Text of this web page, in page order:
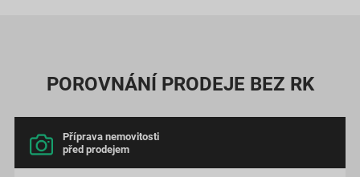
POROVNÁNÍ PRODEJE BEZ RK
Příprava nemovitosti
před prodejem